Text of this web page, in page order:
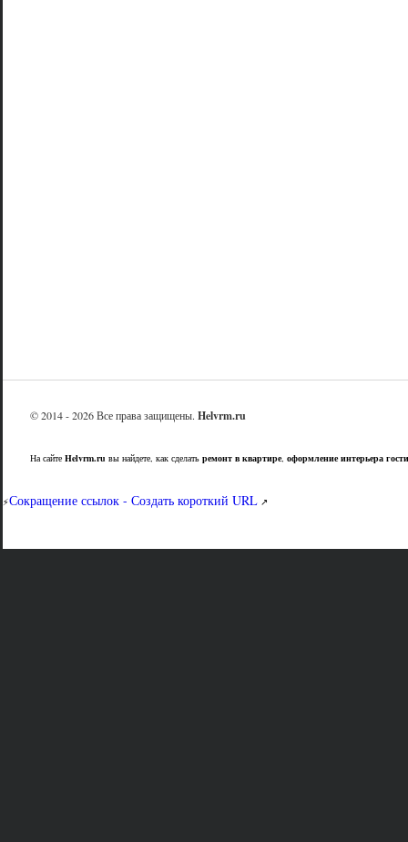
© 2014 - 2026 Все права защищены. Helvrm.ru
На сайте Helvrm.ru вы найдете, как сделать ремонт в квартире, оформление интерьера
⚡Сокращение ссылок - Создать короткий URL↗